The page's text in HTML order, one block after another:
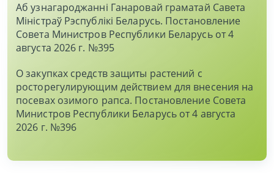
Аб узнагароджаннi Ганаровай граматай Савета
Мiнiстраў Рэспублiкi Беларусь. Постановление
Совета Министров Республики Беларусь от 4
августа 2026 г. №395
О закупках средств защиты растений с
росторегулирующим действием для внесения на
посевах озимого рапса. Постановление Совета
Министров Республики Беларусь от 4 августа
2026 г. №396